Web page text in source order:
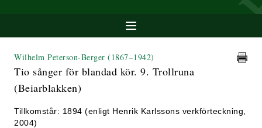
Wilhelm Peterson-Berger (1867−1942)
Tio sånger för blandad kör. 9. Trollruna
(Beiarblakken)
Tillkomstår: 1894 (enligt Henrik Karlssons verkförteckning,
2004)